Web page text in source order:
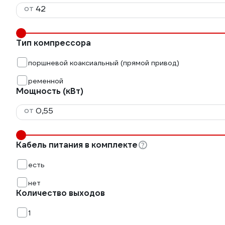
от
Тип компрессора
поршневой коаксиальный (прямой привод)
ременной
Мощность (кВт)
от
Кабель питания в комплекте
есть
нет
Количество выходов
1